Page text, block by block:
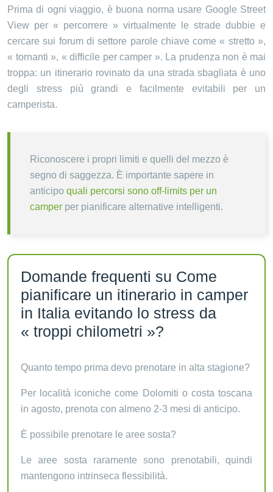
Prima di ogni viaggio, è buona norma usare Google Street
View per « percorrere » virtualmente le strade dubbie e
cercare sui forum di settore parole chiave come « stretto »,
« tornanti », « difficile per camper ». La prudenza non è mai
troppa: un itinerario rovinato da una strada sbagliata è uno
degli stress più grandi e facilmente evitabili per un
camperista.
Riconoscere i propri limiti e quelli del mezzo è
segno di saggezza. È importante sapere in
anticipo quali percorsi sono off-limits per un
camper per pianificare alternative intelligenti.
Domande frequenti su Come
pianificare un itinerario in camper
in Italia evitando lo stress da
« troppi chilometri »?
Quanto tempo prima devo prenotare in alta stagione?
Per località iconiche come Dolomiti o costa toscana
in agosto, prenota con almeno 2-3 mesi di anticipo.
È possibile prenotare le aree sosta?
Le aree sosta raramente sono prenotabili, quindi
mantengono intrinseca flessibilità.